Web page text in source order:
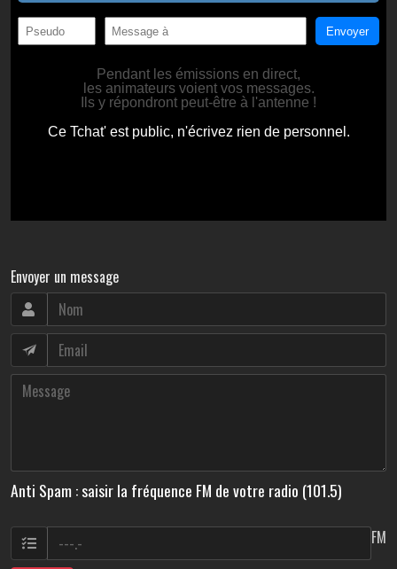
Envoyer un message
Anti Spam : saisir la fréquence FM de votre radio (101.5)
FM